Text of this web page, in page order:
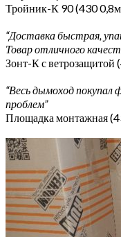
Тройник-К 90 (430
“Доставка быстрая,
Товар отличного
Зонт-К с
“Весь дымоход покупал
проблем”
Площадка монтажная